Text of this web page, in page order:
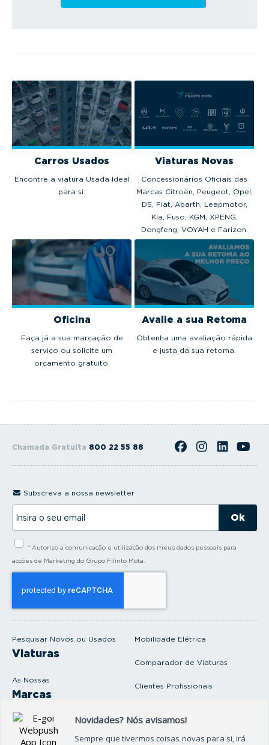
Carros Usados
Encontre a viatura Usada Ideal
para si.
Viaturas Novas
Concessionários Oficiais das
Marcas Citroën, Peugeot, Opel,
DS, Fiat, Abarth, Leapmotor,
Kia, Fuso, KGM, XPENG,
Dongfeng, VOYAH e Farizon.
Oficina
Faça já a sua marcação de
serviço ou solicite um
orçamento gratuito.
Avalie a sua Retoma
Obtenha uma avaliação rápida
e justa da sua retoma.
Chamada Gratuita 800 22 55 88
Pesquisar Novos ou Usados
Viaturas
As Nossas
Marcas
Produtos e serviços
Oficina
Mobilidade Elétrica
Comparador de Viaturas
Clientes Profissionais
Subscreva a nossa newsletter
s
* Autorizo a comunicação e utilização dos meus dados pessoais para
acções de Marketing do Grupo Filinto Mota.